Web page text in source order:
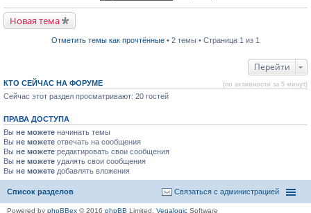
о
м
у
н
и
и
т
а
с
о
о
е
и
ю
у
н
е
а
н
м
у
с
о
о
б
щ
и
ю
р
в
о
р
о
ч
а
н
н
о
м
у
с
о
б
щ
Новая тема
Отметить темы как прочтённые • 2 темы • Страница 1 из 1
Перейти
КТО СЕЙЧАС НА ФОРУМЕ (по активности за 5 минут)
Сейчас этот раздел просматривают: 20 гостей
ПРАВА ДОСТУПА
Вы не можете начинать темы
Вы не можете отвечать на сообщения
Вы не можете редактировать свои сообщения
Вы не можете удалять свои сообщения
Вы не можете добавлять вложения
Список разделов Связаться с администрацией
Powered by phpBBex © 2016 phpBB Limited, Vegalogic Software